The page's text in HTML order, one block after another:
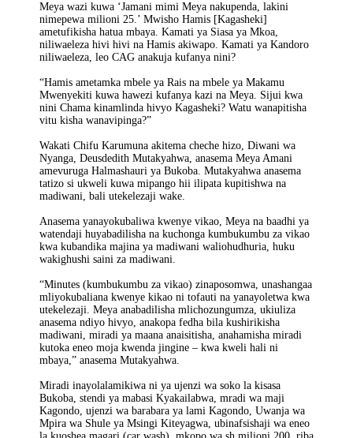
Meya wazi kuwa ‘Jamani mimi Meya nakupenda, lakini
nimepewa milioni 25.’ Mwisho Hamis [Kagasheki]
ametufikisha hatua mbaya. Kamati ya Siasa ya Mkoa,
niliwaeleza hivi hivi na Hamis akiwapo. Kamati ya Kandoro
niliwaeleza, leo CAG anakuja kufanya nini?
“Hamis ametamka mbele ya Rais na mbele ya Makamu
Mwenyekiti kuwa hawezi kufanya kazi na Meya. Sijui kwa
nini Chama kinamlinda hivyo Kagasheki? Watu wanapitisha
vitu kisha wanavipinga?”
Wakati Chifu Karumuna akitema cheche hizo, Diwani wa
Nyanga, Deusdedith Mutakyahwa, anasema Meya Amani
amevuruga Halmashauri ya Bukoba. Mutakyahwa anasema
tatizo si ukweli kuwa mipango hii ilipata kupitishwa na
madiwani, bali utekelezaji wake.
Anasema yanayokubaliwa kwenye vikao, Meya na baadhi ya
watendaji huyabadilisha na kuchonga kumbukumbu za vikao
kwa kubandika majina ya madiwani waliohudhuria, huku
wakighushi saini za madiwani.
“Minutes (kumbukumbu za vikao) zinaposomwa, unashangaa
mliyokubaliana kwenye kikao ni tofauti na yanayoletwa kwa
utekelezaji. Meya anabadilisha mlichozungumza, ukiuliza
anasema ndiyo hivyo, anakopa fedha bila kushirikisha
madiwani, miradi ya maana anaisitisha, anahamisha miradi
kutoka eneo moja kwenda jingine – kwa kweli hali ni
mbaya,” anasema Mutakyahwa.
Miradi inayolalamikiwa ni ya ujenzi wa soko la kisasa
Bukoba, stendi ya mabasi Kyakailabwa, mradi wa maji
Kagondo, ujenzi wa barabara ya lami Kagondo, Uwanja wa
Mpira wa Shule ya Msingi Kiteyagwa, ubinafsishaji wa eneo